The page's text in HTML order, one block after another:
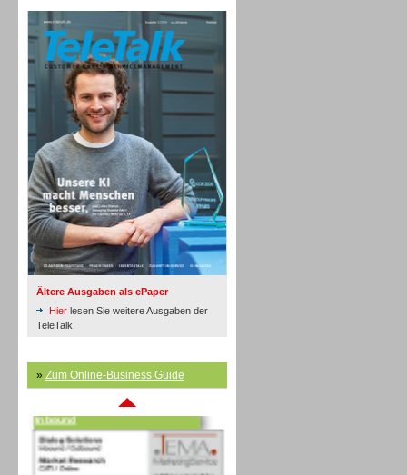
Ältere Ausgaben als ePaper
Hier lesen Sie weitere Ausgaben der
TeleTalk.
» Zum Online-Business Guide
Inbound
Inbound